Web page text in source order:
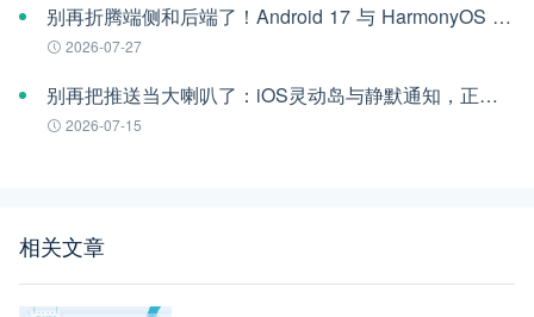
别再折腾端侧和后端了！Android 17 与 HarmonyOS 6 时代的跨平台推送指南
2026-07-27
别再把推送当大喇叭了：iOS灵动岛与静默通知，正在重构App的留存法则
2026-07-15
相关文章